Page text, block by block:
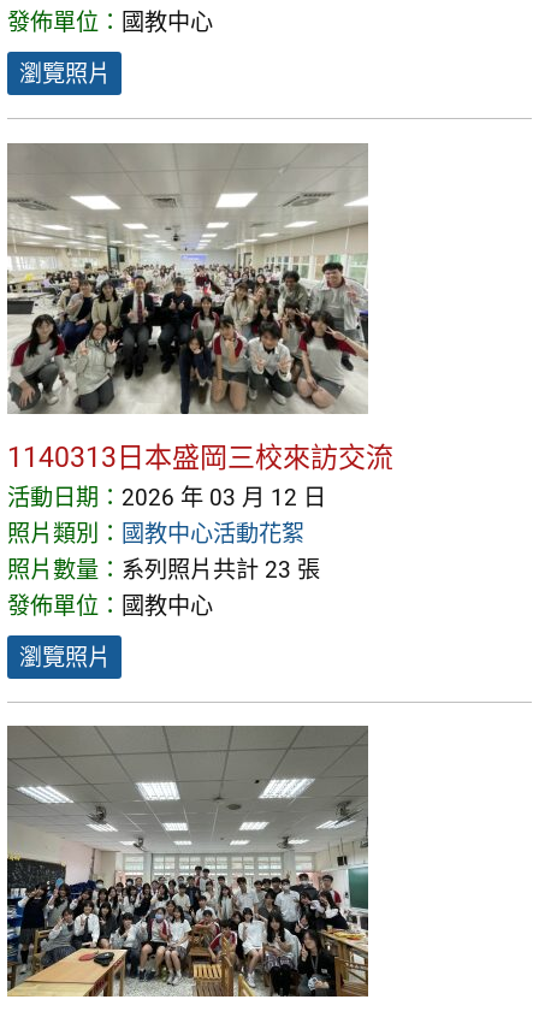
發佈單位： 國教中心
瀏覽照片
1140313日本盛岡三校來訪交流
活動日期： 2026 年 03 月 12 日
照片類別： 國教中心活動花絮
照片數量： 系列照片共計 23 張
發佈單位： 國教中心
瀏覽照片